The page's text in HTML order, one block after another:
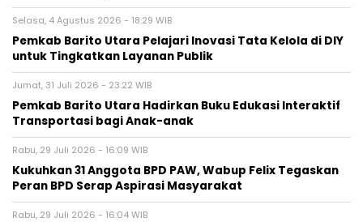
Selasa, 4 Agustus 2026 - 18:29 WIB
Pemkab Barito Utara Pelajari Inovasi Tata Kelola di DIY
untuk Tingkatkan Layanan Publik
Jumat, 31 Juli 2026 - 23:22 WIB
Pemkab Barito Utara Hadirkan Buku Edukasi Interaktif
Transportasi bagi Anak-anak
Rabu, 29 Juli 2026 - 16:09 WIB
Kukuhkan 31 Anggota BPD PAW, Wabup Felix Tegaskan
Peran BPD Serap Aspirasi Masyarakat
Rabu, 29 Juli 2026 - 16:04 WIB